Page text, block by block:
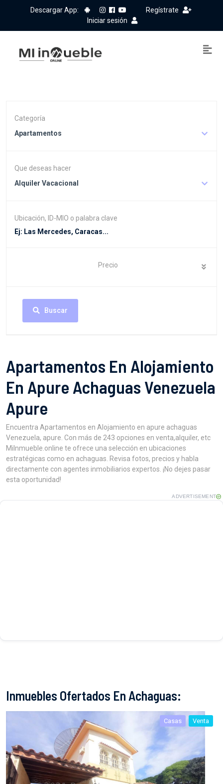
Descargar App:
Regístrate
Iniciar sesión
Categoría
Apartamentos
Que deseas hacer
Alquiler Vacacional
Ubicación, ID-MIO o palabra clave
Precio
Buscar
Apartamentos En Alojamiento
En Apure Achaguas Venezuela
Apure
Encuentra Apartamentos en Alojamiento en apure achaguas
Venezuela, apure. Con más de 243 opciones en venta,alquiler, etc
MiInmueble.online te ofrece una selección en ubicaciones
estratégicas como en achaguas. Revisa fotos, precios y habla
directamente con agentes inmobiliarios expertos. ¡No dejes pasar
esta oportunidad!
ADVERTISEMENT
Inmuebles Ofertados En Achaguas:
Casas Venta